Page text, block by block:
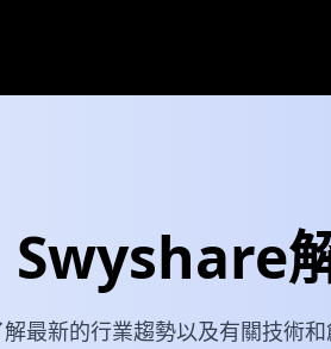
Swyshare
最新的行業趨勢以及有關技術